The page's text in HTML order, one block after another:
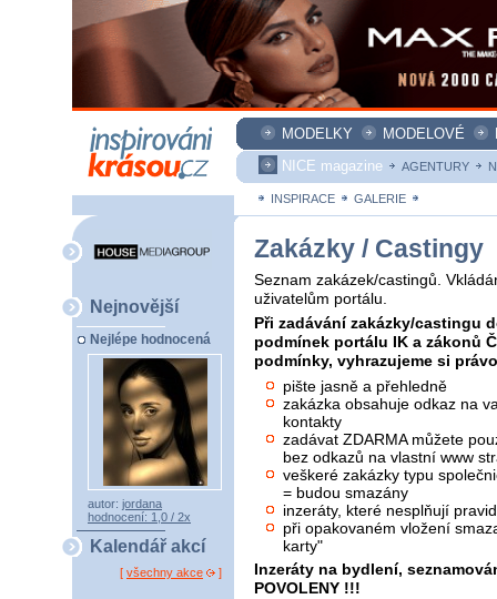
MODELKY MODELOVÉ
NICE magazine
AGENTURY
INSPIRACE GALERIE
Nejnovější
Nejlépe hodnocená
autor: jordana
hodnocení: 1,0 / 2x
Kalendář akcí
[ všechny akce ]
Zakázky / Castingy
Seznam zakázek/castingů.
uživatelům portálu.
Při zadávání zakázky/castingu
podmínek portálu IK a zákonů
podmínky, vyhrazujeme si
pište jasně a přehledně
zakázka obsahuje odkaz na
kontakty
zadávat ZDARMA můžete
bez odkazů na vlastní www
veškeré zakázky typu
= budou smazány
inzeráty, které nesplňují
při opakovaném vložení
karty"
Inzeráty na bydlení,
POVOLENY !!!